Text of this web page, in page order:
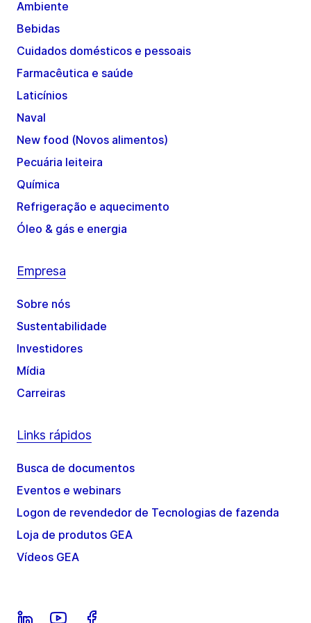
Ambiente
Bebidas
Cuidados domésticos e pessoais
Farmacêutica e saúde
Laticínios
Naval
New food (Novos alimentos)
Pecuária leiteira
Química
Refrigeração e aquecimento
Óleo & gás e energia
Empresa
Sobre nós
Sustentabilidade
Investidores
Mídia
Carreiras
Links rápidos
Busca de documentos
Eventos e webinars
Logon de revendedor de Tecnologias de fazenda
Loja de produtos GEA
Vídeos GEA